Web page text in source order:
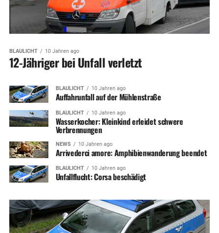
BLAULICHT 10 Jahren ago
12-Jähriger bei Unfall verletzt
BLAULICHT 10 Jahren ago
Auffahrunfall auf der Mühlenstraße
BLAULICHT 10 Jahren ago
Wasserkocher: Kleinkind erleidet schwere
Verbrennungen
NEWS 10 Jahren ago
Arrivederci amore: Amphibienwanderung beendet
BLAULICHT 10 Jahren ago
Unfallflucht: Corsa beschädigt